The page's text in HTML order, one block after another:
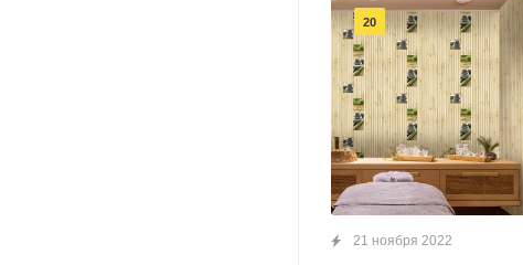
21 ноября 2022
20